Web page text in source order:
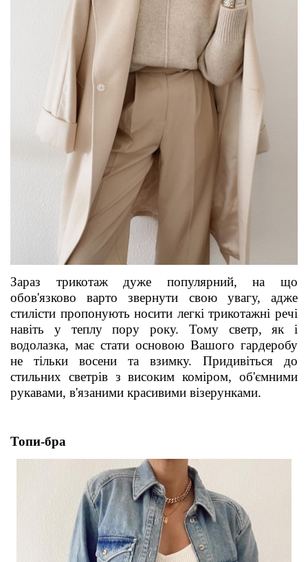
Зараз трикотаж дуже популярний, на що
обов'язково варто звернути свою увагу, адже
стилісти пропонують носити легкі трикотажні речі
навіть у теплу пору року. Тому светр, як і
водолазка, має стати основою Вашого гардеробу
не тільки восени та взимку. Придивіться до
стильних светрів з високим коміром, об'ємними
рукавами, в'язаними красивими візерунками.
Топи-бра